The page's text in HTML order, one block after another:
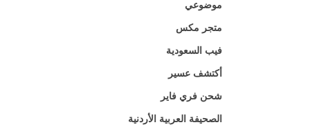
موضوعي
متجر مكس
فيب السعودية
أكتشف عسير
شحن فري فاير
الصحيفة العربية الأردنية